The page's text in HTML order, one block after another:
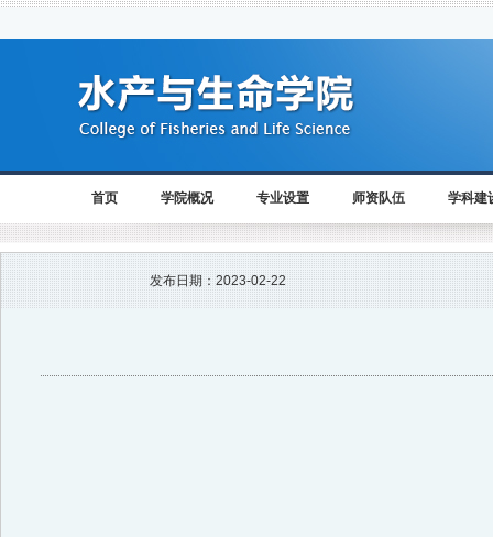
首页 学院概况 专业设置 师资队伍 学科建
发布日期：2023-02-22